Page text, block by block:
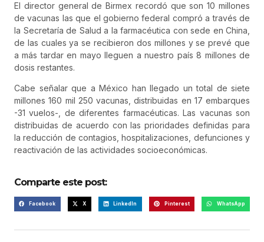
El director general de Birmex recordó que son 10 millones
de vacunas las que el gobierno federal compró a través de
la Secretaría de Salud a la farmacéutica con sede en China,
de las cuales ya se recibieron dos millones y se prevé que
a más tardar en mayo lleguen a nuestro país 8 millones de
dosis restantes.
Cabe señalar que a México han llegado un total de siete
millones 160 mil 250 vacunas, distribuidas en 17 embarques
-31 vuelos-, de diferentes farmacéuticas. Las vacunas son
distribuidas de acuerdo con las prioridades definidas para
la reducción de contagios, hospitalizaciones, defunciones y
reactivación de las actividades socioeconómicas.
Comparte este post:
Facebook X LinkedIn Pinterest WhatsApp